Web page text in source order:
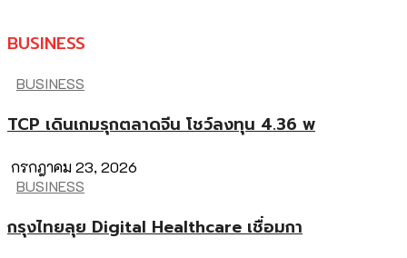
BUSINESS
BUSINESS
TCP เดินเกมรุกตลาดจีน โชว์ลงทุน 4.36 พ
กรกฎาคม 23, 2026
BUSINESS
กรุงไทยลุย Digital Healthcare เชื่อมกา